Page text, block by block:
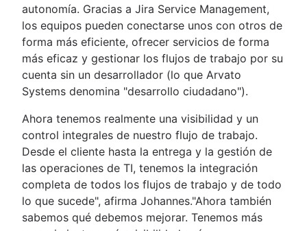
autonomía. Gracias a Jira Service Management,
los equipos pueden conectarse unos con otros de
forma más eficiente, ofrecer servicios de forma
más eficaz y gestionar los flujos de trabajo por su
cuenta sin un desarrollador (lo que Arvato
Systems denomina "desarrollo ciudadano").
Ahora tenemos realmente una visibilidad y un
control integrales de nuestro flujo de trabajo.
Desde el cliente hasta la entrega y la gestión de
las operaciones de TI, tenemos la integración
completa de todos los flujos de trabajo y de todo
lo que sucede", afirma Johannes."Ahora también
sabemos qué debemos mejorar. Tenemos más